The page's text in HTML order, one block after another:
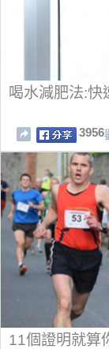
喝水減肥法:快
3956
11個證明就算